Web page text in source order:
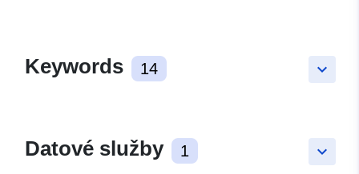
keyboard_arrow_down
Keywords 14
keyboard_arrow_down
Datové služby 1